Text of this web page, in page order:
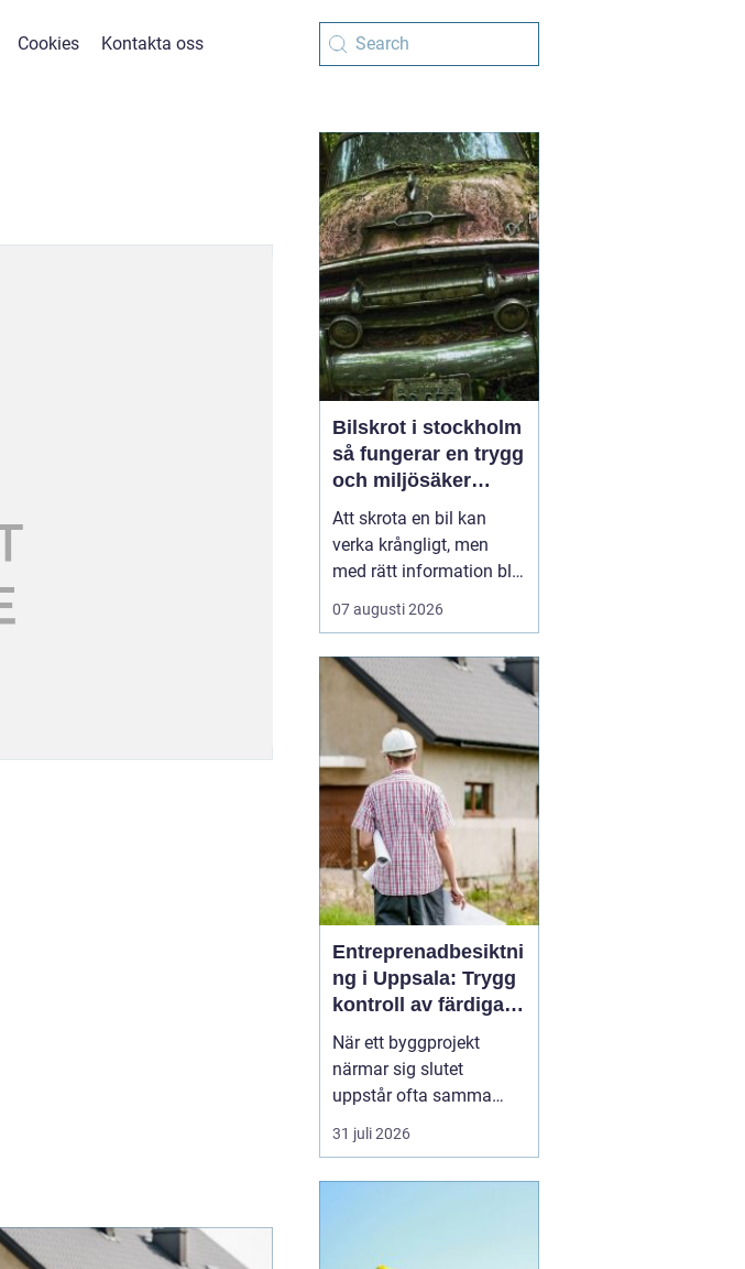
Cookies Kontakta oss
Bilskrot i stockholm
så fungerar en trygg
och miljösäker
skrotning
Att skrota en bil kan
verka krångligt, men
med rätt information blir
processen enkel. För
många bilägare handlar
saker: trygg
avregistrering, rimlig
ersättning och omtanke
om miljön. I
Stockholmsområdet
finns flera alternativ...
07 augusti 2026
Entreprenadbesiktni
ng i Uppsala: Trygg
kontroll av färdiga
byggprojekt
När ett byggprojekt
närmar sig slutet
uppstår ofta samma
fråga: är entreprenaden
verkligen utförd så som
ger ett tydligt svar.
31 juli 2026